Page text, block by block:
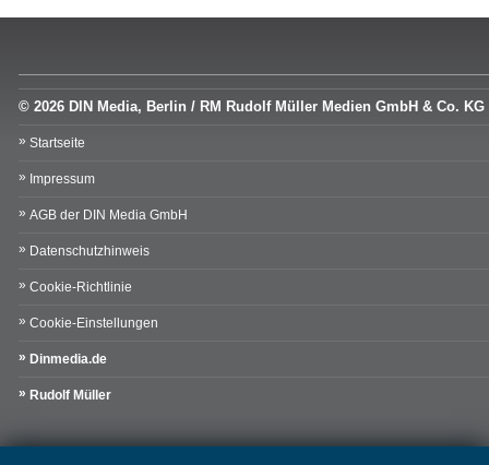
© 2026 DIN Media, Berlin / RM Rudolf Müller Medien GmbH & Co. KG
Startseite
Impressum
AGB der DIN Media GmbH
Datenschutzhinweis
Cookie-Richtlinie
Cookie-Einstellungen
Dinmedia.de
Rudolf Müller